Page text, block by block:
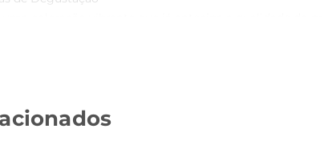
que enriquecem seu perfil aromático. Na
e queijos curados. Para um momento mais